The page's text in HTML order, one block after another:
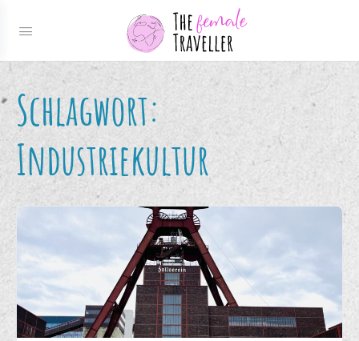
Schlagwort:
Industriekultur